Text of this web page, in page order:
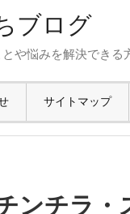
ブログ
や悩みを解決できる
サイトマップ
ンチラ